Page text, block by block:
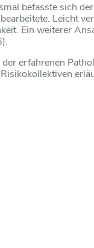
befasste sich
Leicht
Ein weiterer
erfahrenen